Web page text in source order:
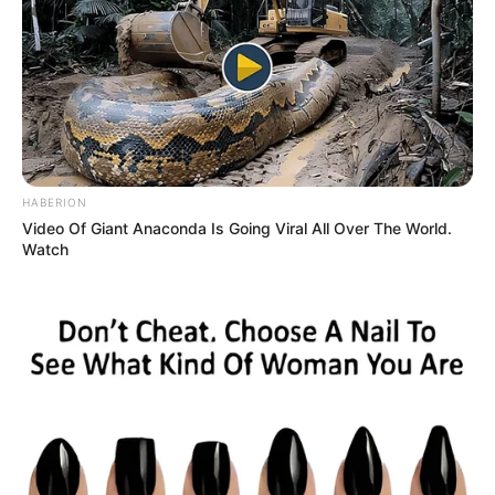
підозри отримали
екскерівники Мукачівського
ТЦК
Залишити відповідь
Щоб відправити коментар вам необхідно
авторизуватись
Погода
Ужгород
давление:
HABERION
Video Of Giant Anaconda Is Going Viral All Over The World.
Watch